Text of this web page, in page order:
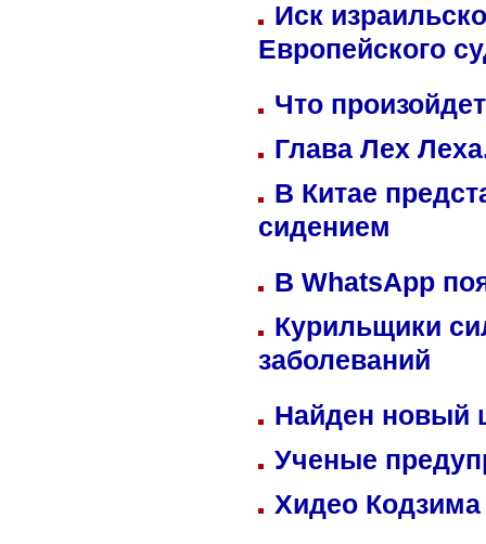
Иск
Европейского
Что
Глава Лех
В Китае
сидением
В WhatsApp
Курильщики
заболеваний
Найден
Ученые
Хидео